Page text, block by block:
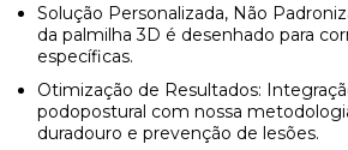
Solução Personalizada, Não Padronizada: Cada milímetro
da palmilha 3D é desenhado para
específicas.
Otimização de Resultados: Integração da avaliação
podopostural com nossa
duradouro e prevenção de lesões.